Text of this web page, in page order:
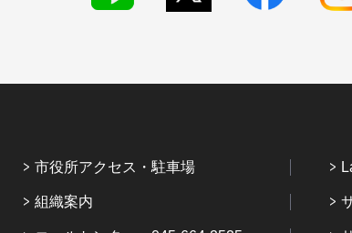
市役所アクセス・駐車場
組織案内